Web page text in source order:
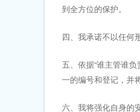
到全方位的保护。
四、我承诺不以任何
五、依据“谁主管谁
一的编号和登记，并
六、我将强化自身的